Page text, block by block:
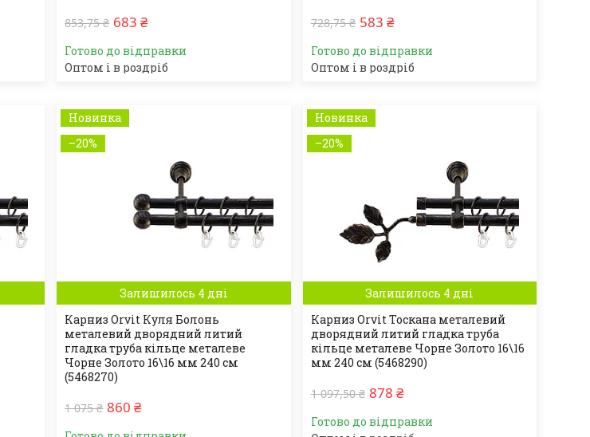
853,75 ₴ 683 ₴
Готово до відправки
Оптом і в роздріб
728,75 ₴ 583 ₴
Готово до відправки
Оптом і в роздріб
Новинка
–20%
Залишилось 4 дні
Карниз Orvit Куля Болонь
металевий дворядний литий
гладка труба кільце металеве
Чорне Золото 16\16 мм 240 см
(5468270)
1 075 ₴ 860 ₴
Новинка
–20%
Залишилось 4 дні
Карниз Orvit Тоскана металевий
дворядний литий гладка труба
кільце металеве Чорне Золото 16\16
мм 240 см (5468290)
1 097,50 ₴ 878 ₴
Готово до відправки